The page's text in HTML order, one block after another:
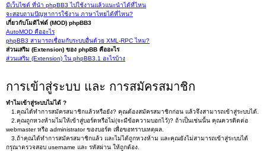
มีเว็บไซต์ ที่นำ phpBB3 ไปใช้งานแล้วแนะนำได้ที่ไหน
จะสอบถามปัญหาการใช้งาน ภาษาไทยได้ที่ไหน?
เกี่ยวกับโมดิไฟด์ (MOD) phpBB3
AutoMOD คืออะไร
phpBB3 สามารถเชื่อมกับระบบอื่นด้วย XML-RPC ไหม?
ส่วนเสริม (Extension) ของ phpBB คืออะไร
ส่วนเสริม (Extension) ใน phpBB3.1 อะไรบ้าง
การเข้าสู่ระบบ และ การสมัครสมาชิก
ทำไมเข้าสู่ระบบไม่ได้ ?
1.คุณได้ทำการสมัครสมาชิกแล้วหรือยัง? คุณต้องสมัครสมาชิกก่อน แล้วจึงสามารถเข้าสู่ระบบได้.
2.คุณถูกหวงห้ามไม่ให้เข้าสู่บอร์ดหรือไม่(จะมีข้อความบอกไว้)? ถ้าเป็นเช่นนั้น คุณควรติดต่อ
webmaster หรือ administrator ของบอร์ด เพื่อขอทราบเหตุผล.
3.ถ้าคุณได้ทำการสมัครสมาชิกแล้ว และไม่ได้ถูกหวงห้าม และคุณยังไม่สามารถเข้าสู่ระบบได้
กรุณาตรวจสอบ username และ รหัสผ่าน ให้ถูกต้อง.